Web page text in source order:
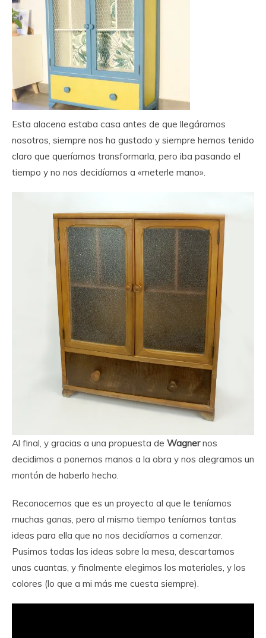
Esta alacena estaba casa antes de que llegáramos
nosotros, siempre nos ha gustado y siempre hemos tenido
claro que queríamos transformarla, pero iba pasando el
tiempo y no nos decidíamos a «meterle mano».
Al final, y gracias a una propuesta de Wagnernos
decidimos a ponernos manos a la obra y nos alegramos un
montón de haberlo hecho.
Reconocemos que es un proyecto al que le teníamos
muchas ganas, pero al mismo tiempo teníamos tantas
ideas para ella que no nos decidíamos a comenzar.
Pusimos todas las ideas sobre la mesa, descartamos
unas cuantas, y finalmente elegimos los materiales, y los
colores (lo que a mi más me cuesta siempre).